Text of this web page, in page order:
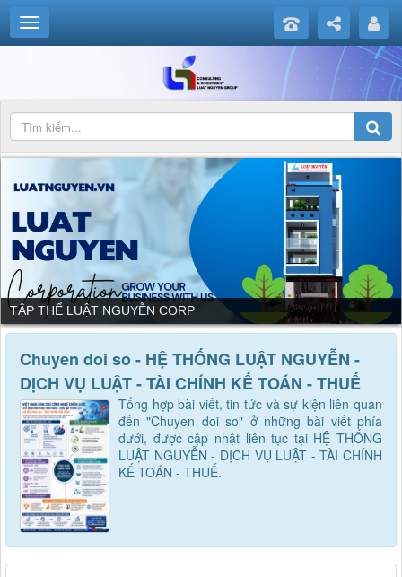
DỊCH VỤ CỦA LUẬT NGUYỄN CORP
Chuyen doi so - HỆ THỐNG LUẬT NGUYỄN -
DỊCH VỤ LUẬT - TÀI CHÍNH KẾ TOÁN - THUẾ
Tổng hợp bài viết, tin tức và sự kiện liên quan
đến "Chuyen doi so" ở những bài viết phía
dưới, được cập nhật liên tục tại HỆ THỐNG
LUẬT NGUYỄN - DỊCH VỤ LUẬT - TÀI CHÍNH
KẾ TOÁN - THUẾ.